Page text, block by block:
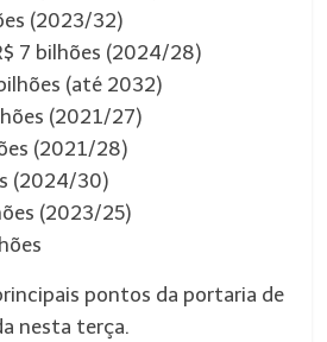
(2023/32)
7 bilhões (2024/28)
(até 2032)
(2021/27)
(2021/28)
(2024/30)
(2023/25)
pontos da portaria de
nesta terça.